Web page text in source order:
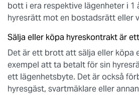
bott i era respektive lägenheter i 1
hyresrätt mot en bostadsrätt eller
Sälja eller köpa hyreskontrakt är
Det är ett brott att sälja eller köpa
exempel att ta betalt för sin
ett lägenhetsbyte. Det är också
hyresgäst, svartmäklare eller